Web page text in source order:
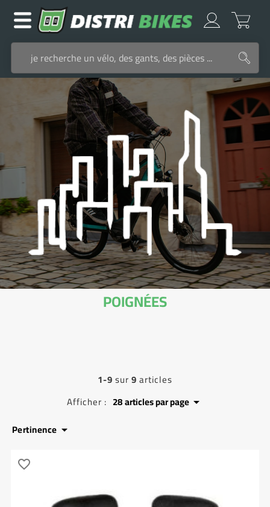
POIGNÉES
1-9sur9articles
Afficher : 28articles par page
Pertinence 
favorite_border